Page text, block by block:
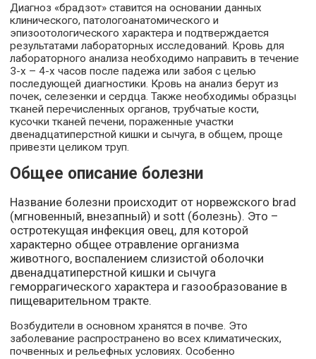
Диагноз «брадзот» ставится на основании данных
клинического, патологоанатомического и
эпизоотологического характера и подтверждается
результатами лабораторных исследований. Кровь для
лабораторного анализа необходимо направить в течение
3-х – 4-х часов после падежа или забоя с целью
последующей диагностики. Кровь на анализ берут из
почек, селезенки и сердца. Также необходимы образцы
тканей перечисленных органов, трубчатые кости,
кусочки тканей печени, пораженные участки
двенадцатиперстной кишки и сычуга, в общем, проще
привезти целиком труп.
Общее описание болезни
Название болезни происходит от норвежского brad
(мгновенный, внезапный) и sott (болезнь). Это –
остротекущая инфекция овец, для которой
характерно общее отравление организма
животного, воспалением слизистой оболочки
двенадцатиперстной кишки и сычуга
геморрагического характера и газообразование в
пищеварительном тракте.
Возбудители в основном хранятся в почве. Это
заболевание распространено во всех климатических,
почвенных и рельефных условиях. Особенно